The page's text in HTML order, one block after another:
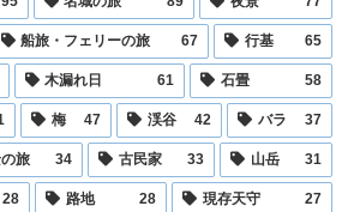
船旅・フェリーの旅 67 行基 65
木漏れ日 61 石畳 58
梅 47 渓谷 42 バラ 37
旅 34 古民家 33 山岳 31
28 路地 28 現存天守 27